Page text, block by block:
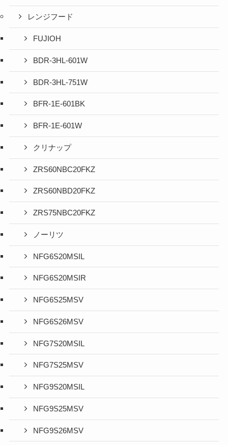
レンジフード
FUJIOH
BDR-3HL-601W
BDR-3HL-751W
BFR-1E-601BK
BFR-1E-601W
クリナップ
ZRS60NBC20FKZ
ZRS60NBD20FKZ
ZRS75NBC20FKZ
ノーリツ
NFG6S20MSIL
NFG6S20MSIR
NFG6S25MSV
NFG6S26MSV
NFG7S20MSIL
NFG7S25MSV
NFG9S20MSIL
NFG9S25MSV
NFG9S26MSV